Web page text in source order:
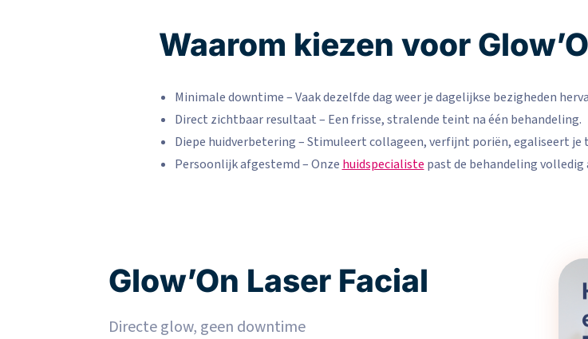
Waarom kiezen voor
Minimale downtime – Vaak dezelfde dag weer je dagelijkse bezigheden
Direct zichtbaar resultaat – Een frisse, stralende teint na één behandeling.
Diepe huidverbetering – Stimuleert collageen, verfijnt poriën, egaliseert je
Persoonlijk afgestemd – Onze huidspecialiste past de behandeling
Glow’On Laser Facial
Directe glow, geen downtime